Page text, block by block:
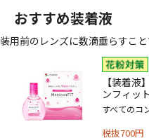
おすすめ装着液
装用前のレンズに数滴垂らすこ
【装着液
ンフィッ
すべてのコ
税抜700円